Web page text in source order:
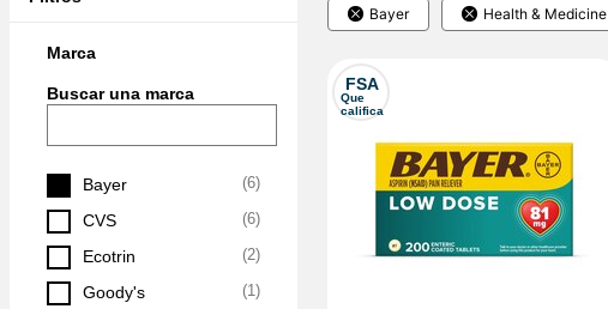
Marca
Buscar una marca
Bayer (6)
CVS (6)
Ecotrin (2)
Goody's (1)
Bayer Health & Medicine
FSA
Que
califica